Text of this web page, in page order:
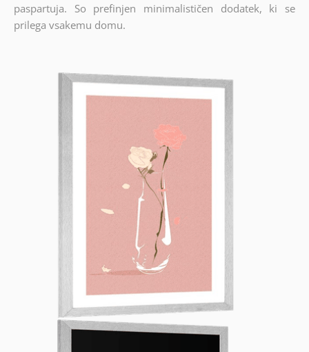
paspartuja. So prefinjen minimalističen dodatek, ki se
prilega vsakemu domu.